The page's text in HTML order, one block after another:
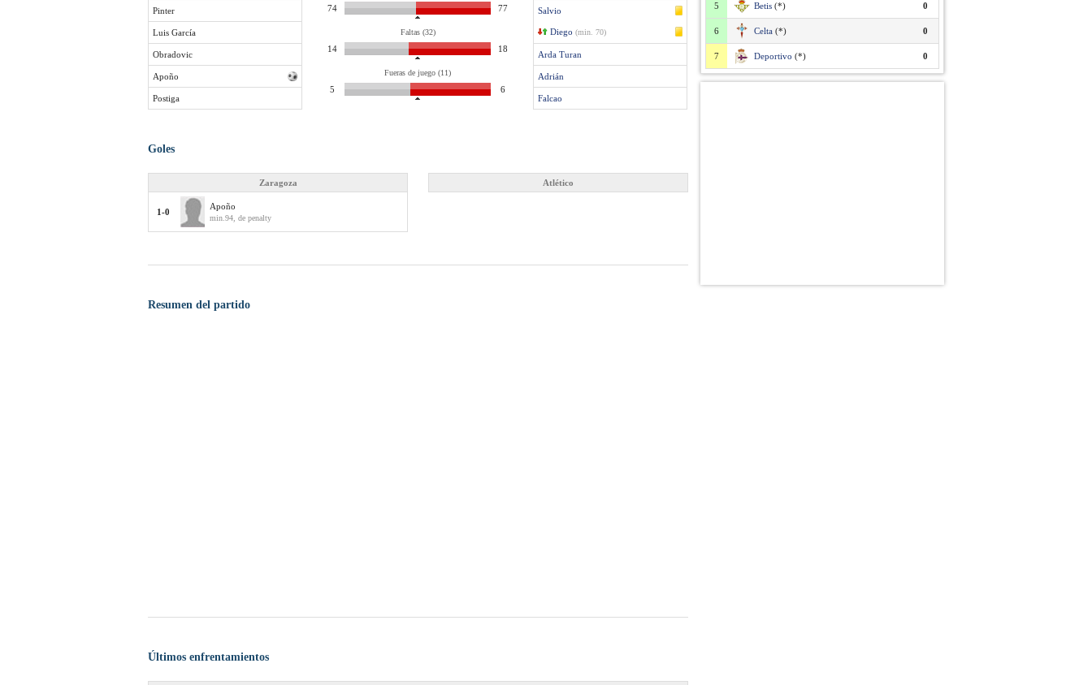
Pinter
Luis García
Obradovic
Apoño
Postiga
74 77
Faltas (32)
14 18
Fueras de juego (11)
5 6
Salvio
Diego (min. 70)
Arda Turan
Adrián
Falcao
Goles
Zaragoza
1-0
Apoño
min.94, de penalty
Atlético
Resumen del partido
Últimos enfrentamientos
5 Betis (*) 0
6 Celta (*) 0
7 Deportivo (*) 0